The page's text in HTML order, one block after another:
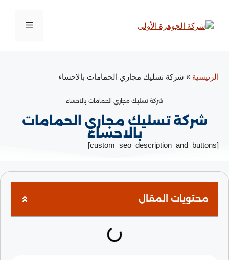
شركة تسليك مجاري الحمامات
بالاحساء
[custom_seo_description_and_buttons]
الرئيسية » شركة تسليك مجاري الحمامات بالاحساء
شركة تسليك مجاري الحمامات بالاحساء
محتويات المقال